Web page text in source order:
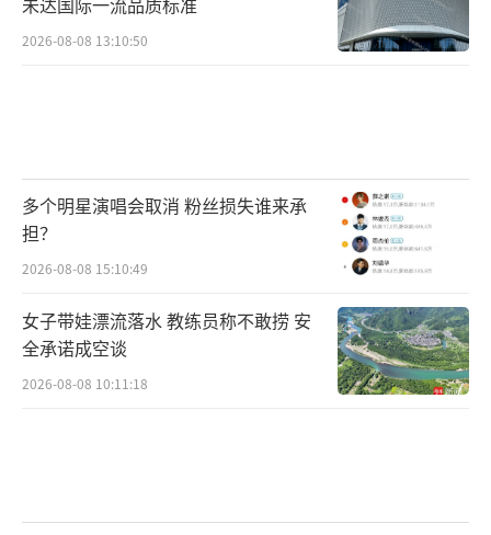
和心灵寄托的美好祝福。考场的号角即将吹
己的满分光芒。（责任编辑：zx0001）
2026-08-08 13:10:50
多个明星演唱会取消 粉丝损失谁来承
担？
2026-08-08 15:10:49
女子带娃漂流落水 教练员称不敢捞 安
全承诺成空谈
2026-08-08 10:11:18